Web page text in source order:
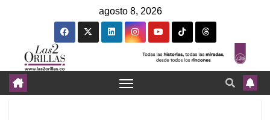
agosto 8, 2026